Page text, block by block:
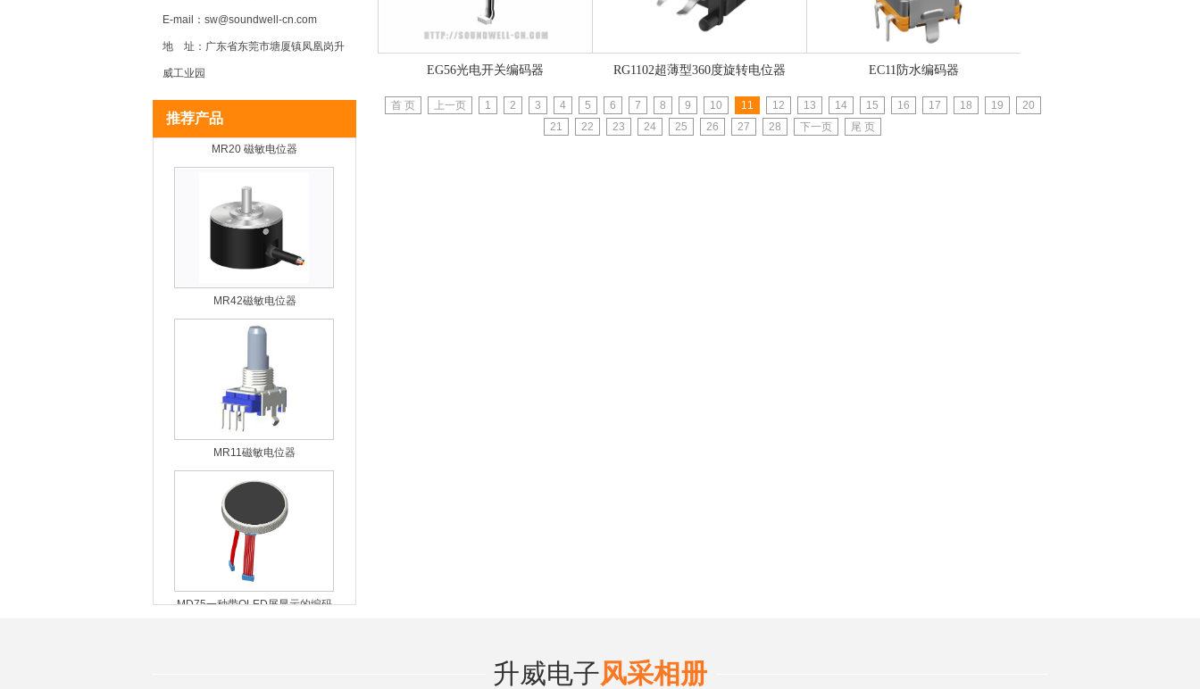
E-mail：sw@soundwell-cn.com
地 址：广东省东莞市塘厦镇凤凰岗升
威工业园
推荐产品
MR11磁敏电位器
MD75一种带OLED屏显示的编码
器模组
EG56光电开关编码器 RG1102超薄型360度旋转电位器 EC11防水编码器
首 页 上一页 1 2 3 4 5 6 7 8 9 10 11 12 13 14 15 16 17 18 19
20
21
22 23 24 25 26 27 28 下一页 尾 页
升威电子风采相册